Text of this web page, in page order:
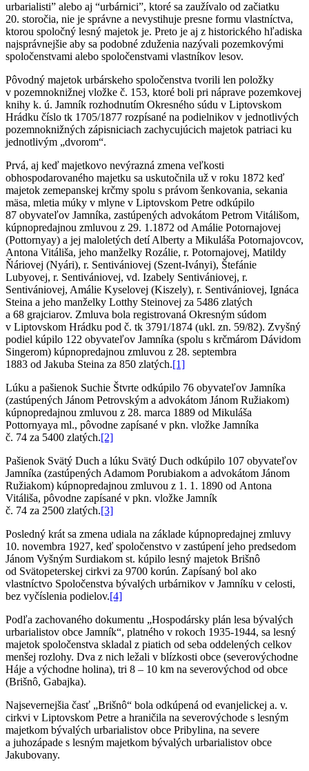
urbarialisti” alebo aj “urbárnici”, ktoré sa zaužívalo od začiatku
20. storočia, nie je správne a nevystihuje presne formu vlastníctva,
ktorou spoločný lesný majetok je. Preto je aj z historického hľadiska
najsprávnejšie aby sa podobné zduženia nazývali pozemkovými
spoločenstvami alebo spoločenstvami vlastníkov lesov.
Pôvodný majetok urbárskeho spoločenstva tvorili len položky
v pozemnoknižnej vložke č. 153, ktoré boli pri náprave pozemkovej
knihy k. ú. Jamník rozhodnutím Okresného súdu v Liptovskom
Hrádku číslo tk 1705/1877 rozpísané na podielnikov v jednotlivých
pozemnoknižných zápisniciach zachycujúcich majetok patriaci ku
jednotlivým „dvorom“.
Prvá, aj keď majetkovo nevýrazná zmena veľkosti
obhospodarovaného majetku sa uskutočnila už v roku 1872 keď
majetok zemepanskej krčmy spolu s právom šenkovania, sekania
mäsa, mletia múky v mlyne v Liptovskom Petre odkúpilo
87 obyvateľov Jamníka, zastúpených advokátom Petrom Vitálišom,
kúpnopredajnou zmluvou z 29. 1.1872 od Amálie Potornajovej
(Pottornyay) a jej maloletých detí Alberty a Mikuláša Potornajovcov,
Antona Vitáliša, jeho manželky Rozálie, r. Potornajovej, Matildy
Ňáriovej (Nyári), r. Sentivániovej (Szent-Iványi), Štefánie
Lubyovej, r. Sentivániovej, vd. Izabely Sentivániovej, r.
Sentivániovej, Amálie Kyselovej (Kiszely), r. Sentivániovej, Ignáca
Steina a jeho manželky Lotthy Steinovej za 5486 zlatých
a 68 grajciarov. Zmluva bola registrovaná Okresným súdom
v Liptovskom Hrádku pod č. tk 3791/1874 (ukl. zn. 59/82). Zvyšný
podiel kúpilo 122 obyvateľov Jamníka (spolu s krčmárom Dávidom
Singerom) kúpnopredajnou zmluvou z 28. septembra
1883 od Jakuba Steina za 850 zlatých.[1]
Lúku a pašienok Suchie Štvrte odkúpilo 76 obyvateľov Jamníka
(zastúpených Jánom Petrovským a advokátom Jánom Ružiakom)
kúpnopredajnou zmluvou z 28. marca 1889 od Mikuláša
Pottornyaya ml., pôvodne zapísané v pkn. vložke Jamníka
č. 74 za 5400 zlatých.[2]
Pašienok Svätý Duch a lúku Svätý Duch odkúpilo 107 obyvateľov
Jamníka (zastúpených Adamom Porubiakom a advokátom Jánom
Ružiakom) kúpnopredajnou zmluvou z 1. 1. 1890 od Antona
Vitáliša, pôvodne zapísané v pkn. vložke Jamník
č. 74 za 2500 zlatých.[3]
Posledný krát sa zmena udiala na základe kúpnopredajnej zmluvy
10. novembra 1927, keď spoločenstvo v zastúpení jeho predsedom
Jánom Vyšným Surdiakom st. kúpilo lesný majetok Brišnô
od Svätopeterskej cirkvi za 9700 korún. Zapísaný bol ako
vlastníctvo Spoločenstva bývalých urbárnikov v Jamníku v celosti,
bez vyčíslenia podielov.[4]
Podľa zachovaného dokumentu „Hospodársky plán lesa bývalých
urbarialistov obce Jamník“, platného v rokoch 1935-1944, sa lesný
majetok spoločenstva skladal z piatich od seba oddelených celkov
menšej rozlohy. Dva z nich ležali v blízkosti obce (severovýchodne
Háje a východne holina), tri 8 – 10 km na severovýchod od obce
(Brišnô, Gabajka).
Najsevernejšia časť „Brišnô“ bola odkúpená od evanjelickej a. v.
cirkvi v Liptovskom Petre a hraničila na severovýchode s lesným
majetkom bývalých urbarialistov obce Pribylina, na severe
a juhozápade s lesným majetkom bývalých urbarialistov obce
Jakubovany.